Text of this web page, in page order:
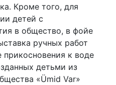
Кроме того, для
детей с
в общество, в фойе
ручных работ
к воде
детьми из
«Ümid Var»